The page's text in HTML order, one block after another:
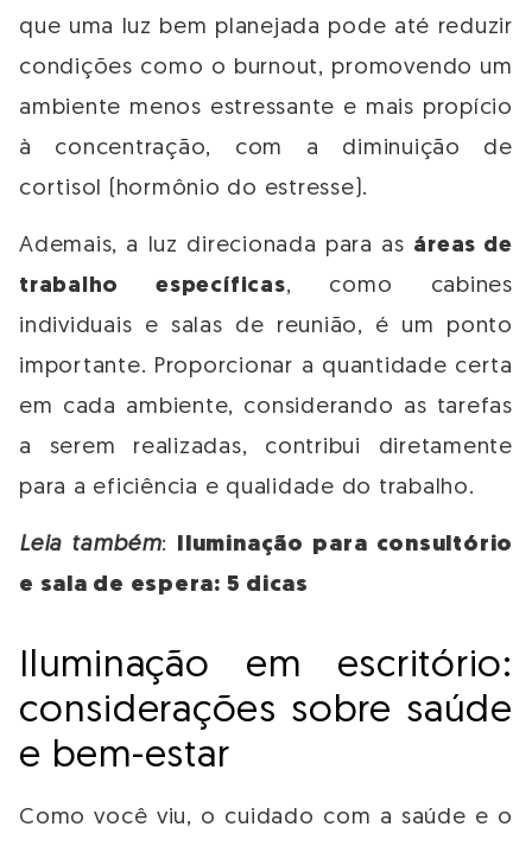
que uma luz bem planejada pode até reduzir
condições como o burnout, promovendo um
ambiente menos estressante e mais propício
à concentração, com a diminuição de
cortisol (hormônio do estresse).
Ademais, a luz direcionada para as áreas de
trabalho específicas, como cabines
individuais e salas de reunião, é um ponto
importante. Proporcionar a quantidade certa
em cada ambiente, considerando as tarefas
a serem realizadas, contribui diretamente
para a eficiência e qualidade do trabalho.
Leia também: Iluminação para consultório
e sala de espera: 5 dicas
Iluminação em escritório:
considerações sobre saúde
e bem-estar
Como você viu, o cuidado com a saúde e o